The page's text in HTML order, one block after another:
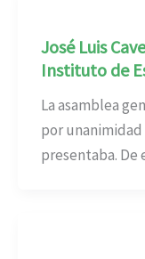
José Luis
Instituto de
La asamblea
por
presentaba. De